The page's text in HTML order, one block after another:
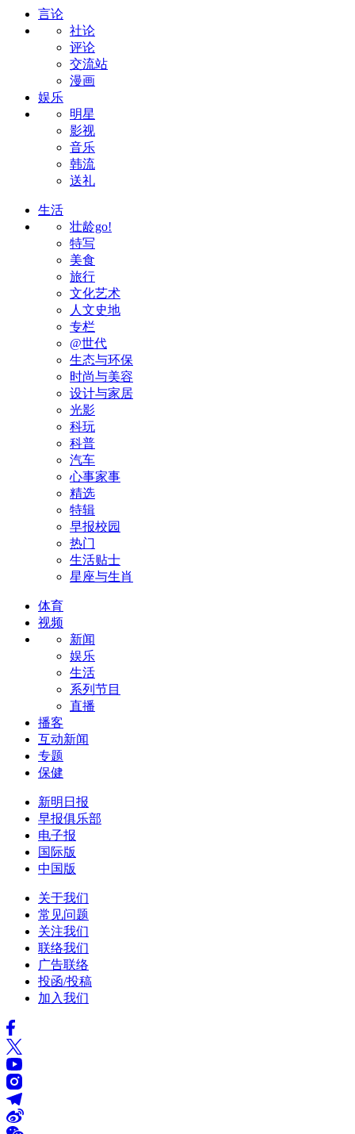
言论
社论
评论
交流站
漫画
娱乐
明星
影视
音乐
韩流
送礼
生活
壮龄go!
特写
美食
旅行
文化艺术
人文史地
专栏
@世代
生态与环保
时尚与美容
设计与家居
光影
科玩
科普
汽车
心事家事
精选
特辑
早报校园
热门
生活贴士
星座与生肖
体育
视频
新闻
娱乐
生活
系列节目
直播
播客
互动新闻
专题
保健
新明日报
早报俱乐部
电子报
国际版
中国版
关于我们
常见问题
关注我们
联络我们
广告联络
投函/投稿
加入我们